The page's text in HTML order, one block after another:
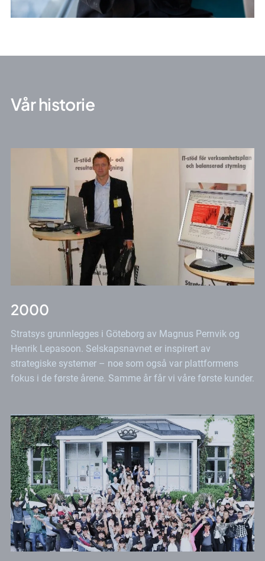
Vår historie
2000
Stratsys grunnlegges i Göteborg av Magnus Pernvik og
Henrik Lepasoon. Selskapsnavnet er inspirert av
strategiske systemer – noe som også var plattformens
fokus i de første årene. Samme år får vi våre første kunder.